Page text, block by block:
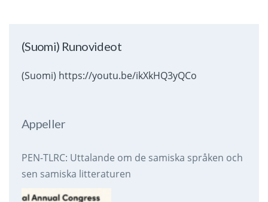
(Suomi) Runovideot
(Suomi) https://youtu.be/ikXkHQ3yQCo
Appeller
PEN-TLRC: Uttalande om de samiska språken och
sen samiska litteraturen